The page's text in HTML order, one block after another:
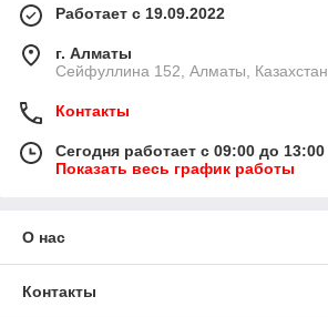
Работает с 19.09.2022
г. Алматы
Сейфуллина 152, Алматы, Казахстан
Контакты
Сегодня работает с 09:00 до 13:00
Показать весь график работы
О нас
Контакты